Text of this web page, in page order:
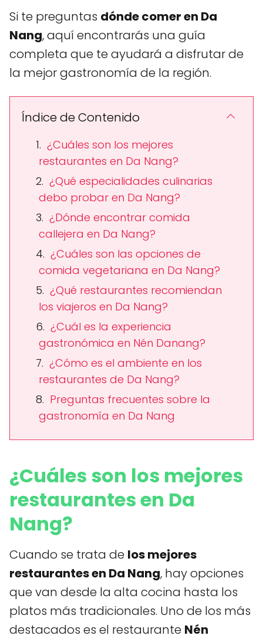
Si te preguntas dónde comer en Da
Nang, aquí encontrarás una guía
completa que te ayudará a disfrutar de
la mejor gastronomía de la región.
Índice de Contenido
¿Cuáles son los mejores
restaurantes en Da Nang?
¿Qué especialidades culinarias
debo probar en Da Nang?
¿Dónde encontrar comida
callejera en Da Nang?
¿Cuáles son las opciones de
comida vegetariana en Da Nang?
¿Qué restaurantes recomiendan
los viajeros en Da Nang?
¿Cuál es la experiencia
gastronómica en Nén Danang?
¿Cómo es el ambiente en los
restaurantes de Da Nang?
Preguntas frecuentes sobre la
gastronomía en Da Nang
¿Cuáles son los mejores
restaurantes en Da
Nang?
Cuando se trata de los mejores
restaurantes en Da Nang, hay opciones
que van desde la alta cocina hasta los
platos más tradicionales. Uno de los más
destacados es el restaurante Nén